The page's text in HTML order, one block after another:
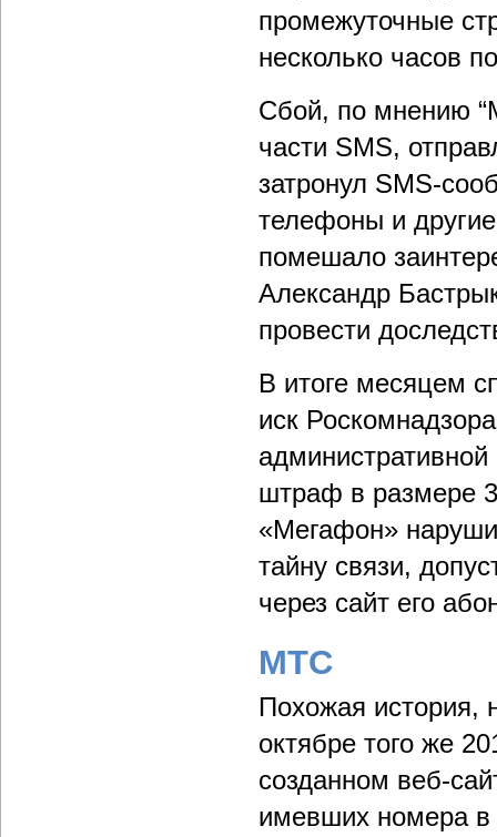
промежуточные
несколько часов
Сбой, по мнению
части SMS,
затронул SMS-
телефоны и
помешало
Александр
провести
В итоге месяцем
иск
штраф в размере
«Мегафон»
тайну связи,
через сайт его
МТС
Похожая история,
октябре того же
созданном веб-
имевших номера в